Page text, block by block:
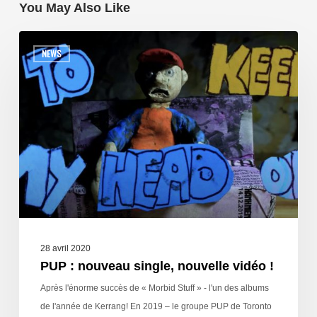
You May Also Like
NEWS
28 avril 2020
PUP : nouveau single, nouvelle vidéo !
Après l'énorme succès de « Morbid Stuff » - l'un des albums
de l'année de Kerrang! En 2019 – le groupe PUP de Toronto